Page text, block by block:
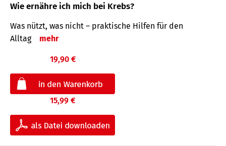
Wie ernähre ich mich bei Krebs?
Was nützt, was nicht – praktische Hilfen für den
Alltag
mehr
19,90 €
15,99 €